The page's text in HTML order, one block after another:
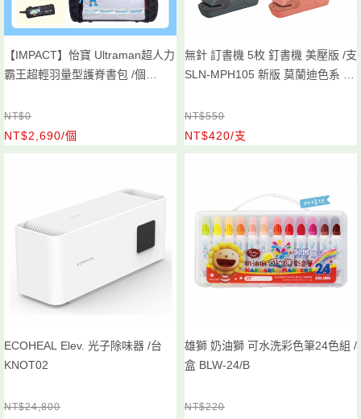
【IMPACT】怡寶 Ultraman超人力
霸王超輕羽量型護脊書包 /個
NT$0
NT$2,690/個
無針 訂書機 5枚 釘書機 美壓版 /支
SLN-MPH105 新版 莫蘭迪色系 顏
NT$550
NT$420/支
ECOHEAL Elev. 光子除味器 /台
KNOT02
NT$24,800
雄獅 奶油獅 可水洗彩色筆24色組 /
盒 BLW-24/B
NT$220